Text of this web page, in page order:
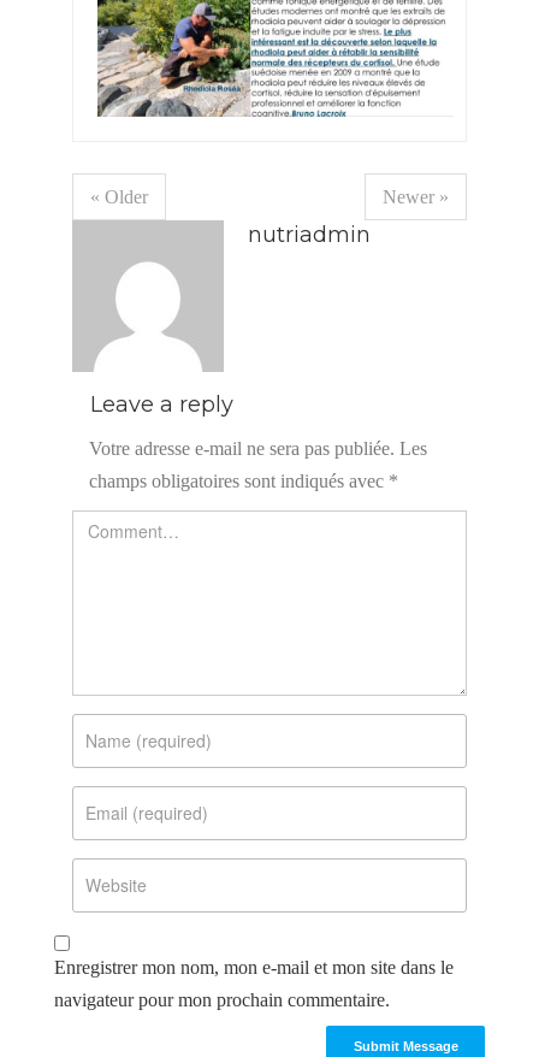
« Older Newer »
nutriadmin
Leave a reply
Votre adresse e-mail ne sera pas publiée. Les
champs obligatoires sont indiqués avec *
Enregistrer mon nom, mon e-mail et mon site dans le
navigateur pour mon prochain commentaire.